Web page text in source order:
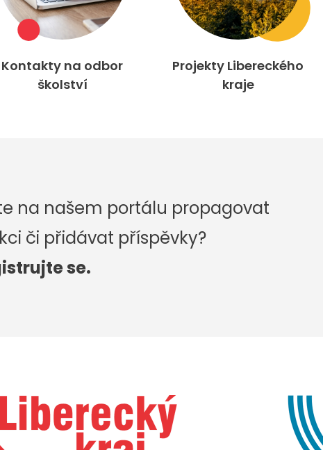
Kontakty na odbor
školství
Projekty Libereckého
kraje
na našem portálu propagovat
či přidávat příspěvky?
se.